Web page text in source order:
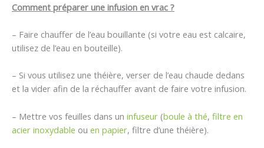
Comment préparer une infusion en vrac ?
– Faire chauffer de l’eau bouillante (si votre eau est calcaire,
utilisez de l’eau en bouteille).
– Si vous utilisez une théière, verser de l’eau chaude dedans
et la vider afin de la réchauffer avant de faire votre infusion.
– Mettre vos feuilles dans un infuseur (boule à thé, filtre en
acier inoxydable ou en papier, filtre d’une théière).